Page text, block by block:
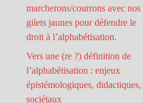
marcherons/courrons avec nos
gilets jaunes pour défendre le
droit à l’alphabétisation.
Vers une (re ?) définition de
l’alphabétisation : enjeux
épistémologiques, didactiques,
sociétaux